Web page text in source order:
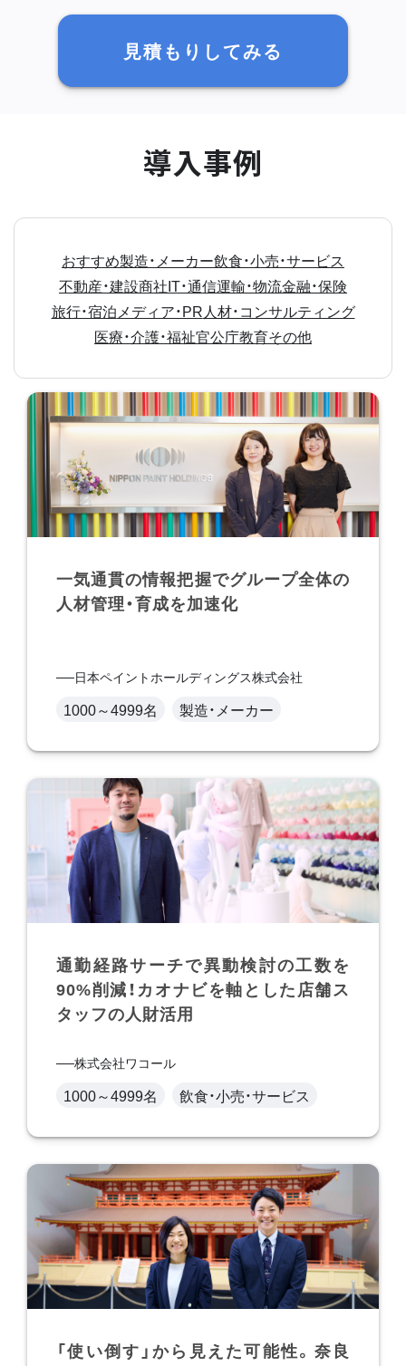
見積もりしてみる
導入事例
おすすめ製造・メーカー飲食・小売・サービス
不動産・建設商社IT・通信運輸・物流金融・保険
旅行・宿泊 メディア・PR人材・コンサルティング
医療・介護・福祉官公庁教育その他
一気通貫の情報把握でグループ全体の
人材管理・育成を加速化
日本ペイントホールディングス株式会社
1000～4999名 製造・メーカー
通勤経路サーチで異動検討の工数を
90%削減！カオナビを軸とした店舗ス
タッフの人財活用
株式会社ワコール
1000～4999名 飲食・小売・サービス
「使い倒す」から見えた可能性。奈良